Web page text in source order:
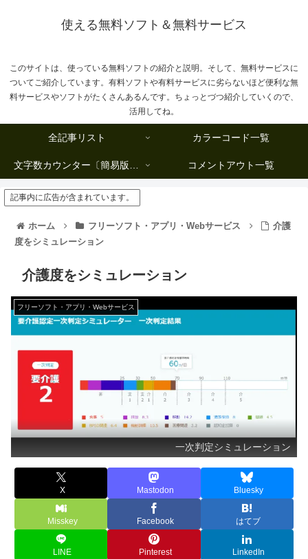
使える無料ソフト＆無料サービス
このサイトは、使っている無料ソフトの紹介と説明。そして、無料サービスに
ついてご紹介しています。有料ソフトや有料サービスに劣らないほど便利な無
料サービスやソフトがたくさんあるんです。ちょっとづつ紹介していくので、
活用してね。
全記事リスト カラーコード一覧
文字数カウンター〔簡易版複数行タイプ〕 コメントアウト一覧
記事内に広告が含まれています。
ホーム フリーソフト・アプリ・Webサービス
介護
度をシミュレーション
介護度をシミュレーション
フリーソフト・アプリ・Webサービス
一次判定シミュレーション
X Mastodon Bluesky
Misskey Facebook はてブ
LINE Pinterest LinkedIn